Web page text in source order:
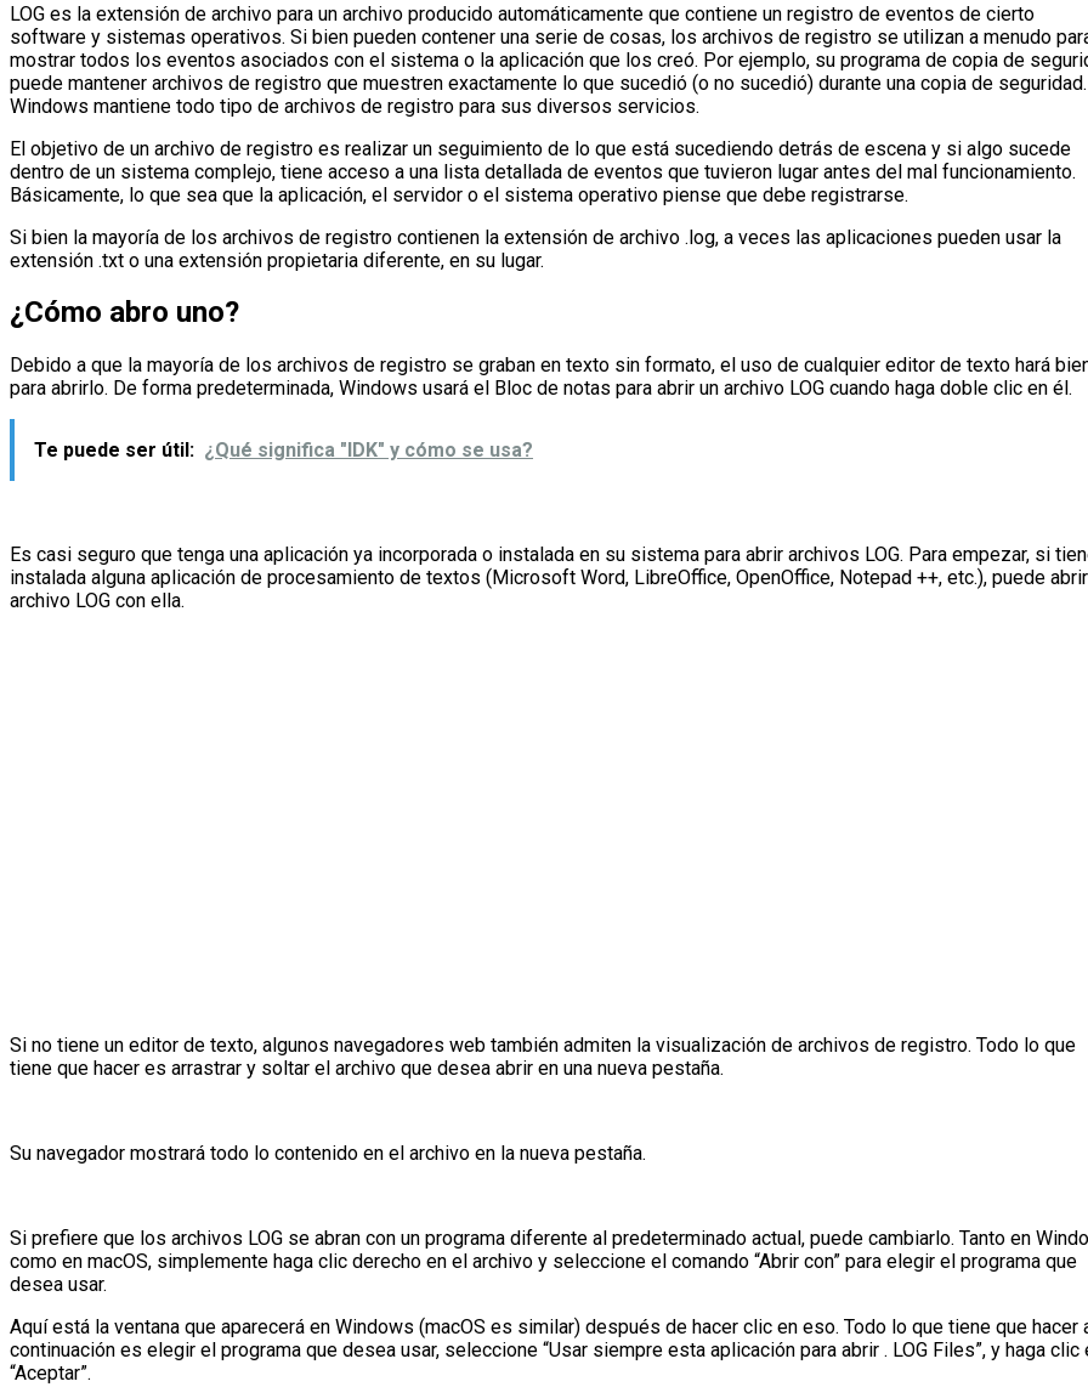
LOG es la extensión de archivo para un archivo producido automáticamente que contiene un registro de eventos de cierto
software y sistemas operativos. Si bien pueden contener una serie de cosas, los archivos de registro se utilizan a menudo
mostrar todos los eventos asociados con el sistema o la aplicación que los creó. Por ejemplo, su programa de copia de
puede mantener archivos de registro que muestren exactamente lo que sucedió (o no sucedió) durante una copia de seguridad.
Windows mantiene todo tipo de archivos de registro para sus diversos servicios.
El objetivo de un archivo de registro es realizar un seguimiento de lo que está sucediendo detrás de escena y si algo sucede
dentro de un sistema complejo, tiene acceso a una lista detallada de eventos que tuvieron lugar antes del mal funcionamiento.
Básicamente, lo que sea que la aplicación, el servidor o el sistema operativo piense que debe registrarse.
Si bien la mayoría de los archivos de registro contienen la extensión de archivo .log, a veces las aplicaciones pueden usar la
extensión .txt o una extensión propietaria diferente, en su lugar.
¿Cómo abro uno?
Debido a que la mayoría de los archivos de registro se graban en texto sin formato, el uso de cualquier editor de texto hará
para abrirlo. De forma predeterminada, Windows usará el Bloc de notas para abrir un archivo LOG cuando haga doble clic en él.
Te puede ser útil: ¿Qué significa "IDK" y cómo se usa?
Es casi seguro que tenga una aplicación ya incorporada o instalada en su sistema para abrir archivos LOG. Para empezar, si
instalada alguna aplicación de procesamiento de textos (Microsoft Word, LibreOffice, OpenOffice, Notepad ++, etc.), puede
archivo LOG con ella.
Si no tiene un editor de texto, algunos navegadores web también admiten la visualización de archivos de registro. Todo lo que
tiene que hacer es arrastrar y soltar el archivo que desea abrir en una nueva pestaña.
Su navegador mostrará todo lo contenido en el archivo en la nueva pestaña.
Si prefiere que los archivos LOG se abran con un programa diferente al predeterminado actual, puede cambiarlo. Tanto en
como en macOS, simplemente haga clic derecho en el archivo y seleccione el comando “Abrir con” para elegir el programa que
desea usar.
Aquí está la ventana que aparecerá en Windows (macOS es similar) después de hacer clic en eso. Todo lo que tiene que hacer
continuación es elegir el programa que desea usar, seleccione “Usar siempre esta aplicación para abrir . LOG Files”, y haga clic
“Aceptar”.